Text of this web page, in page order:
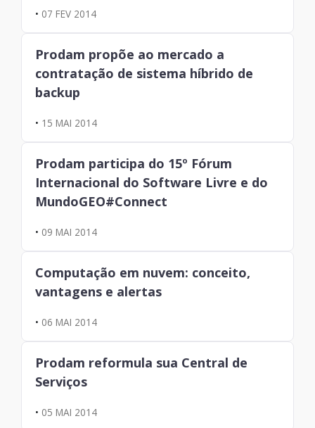
• 07 FEV 2014
Prodam propõe ao mercado a
contratação de sistema híbrido de
backup
• 15 MAI 2014
Prodam participa do 15º Fórum
Internacional do Software Livre e do
MundoGEO#Connect
• 09 MAI 2014
Computação em nuvem: conceito,
vantagens e alertas
• 06 MAI 2014
Prodam reformula sua Central de
Serviços
• 05 MAI 2014